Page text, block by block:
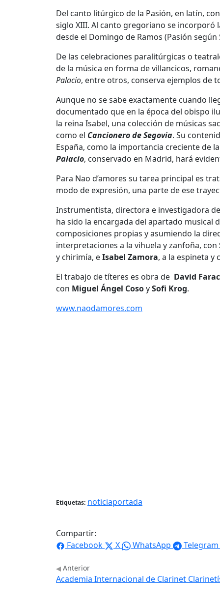
Del canto litúrgico de la Pasión, en latín,
siglo XIII. Al canto gregoriano se incorporó
desde el Domingo de Ramos (Pasión
De las celebraciones paralitúrgicas o
de la música en forma de villancicos,
Palacio, entre otros, conserva ejemplos de
Aunque no se sabe exactamente cuando
documentado que en la época del obispo
la reina Isabel, una colección de músicas
como el Cancionero de Segovia. Su
España, como la importancia creciente de
Palacio, conservado en Madrid, hará
Para Nao d’amores su tarea principal es
modo de expresión, una parte de ese
Instrumentista, directora e investigadora
ha sido la encargada del apartado musical
composiciones propias y asumiendo la
interpretaciones a la vihuela y zanfoña, con
y chirimía, eIsabel Zamora, a la espineta y
El trabajo de títeres es obra de David
con Miguel Ángel CosoySofi Krog.
www.naodamores.com
Etiquetas: noticiaportada
Compartir:
Facebook
X WhatsApp Telegram
Anterior
Academia Internacional de Clarinet